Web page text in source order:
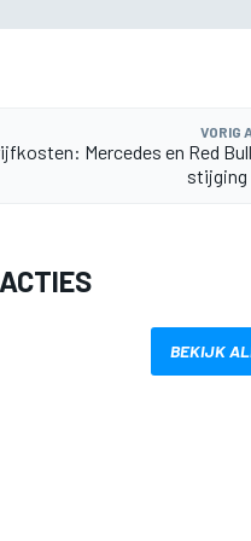
VORIG
Mercedes en Red
stijging
BEKIJK